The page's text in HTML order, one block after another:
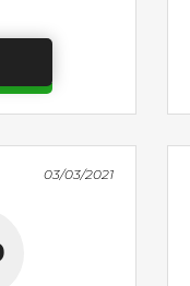
03/03/2021